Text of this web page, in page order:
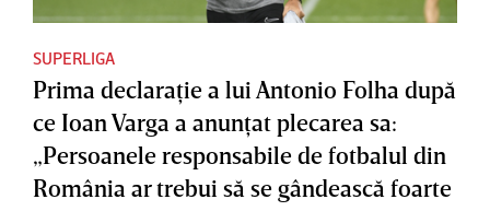
SUPERLIGA
Prima declaraţie a lui Antonio Folha după
ce Ioan Varga a anunţat plecarea sa:
„Persoanele responsabile de fotbalul din
România ar trebui să se gândească foarte